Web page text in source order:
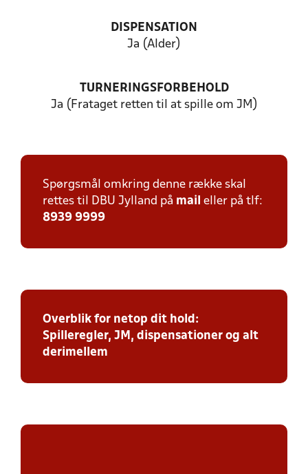
DISPENSATION
Ja (Alder)
TURNERINGSFORBEHOLD
Ja (Frataget retten til at spille om JM)
Spørgsmål omkring denne række skal
rettes til DBU Jylland på mail eller på tlf:
8939 9999
Overblik for netop dit hold:
Spilleregler, JM, dispensationer og alt
derimellem